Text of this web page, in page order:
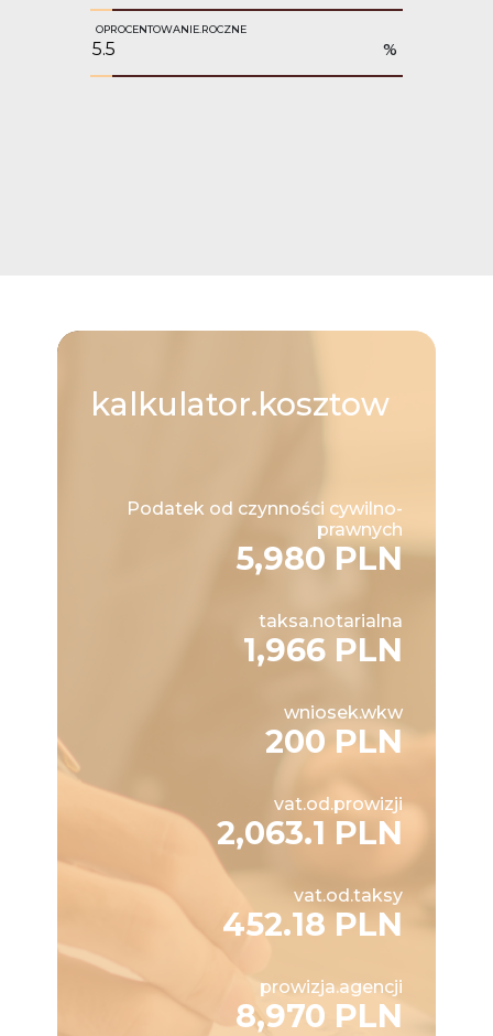
OPROCENTOWANIE.ROCZNE
%
kalkulator.kosztow
Podatek od czynności cywilno-
prawnych
5,980 PLN
taksa.notarialna
1,966 PLN
wniosek.wkw
200 PLN
vat.od.prowizji
2,063.1 PLN
vat.od.taksy
452.18 PLN
prowizja.agencji
8,970 PLN